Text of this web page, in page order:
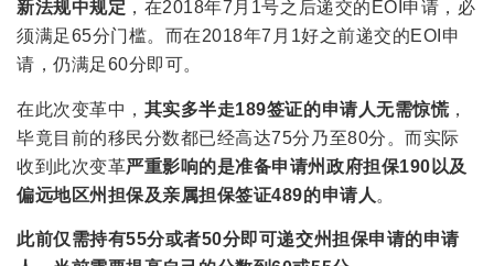
新法规中规定 ，在2018年7月1号之后递交的EOI申请，必
须满足65分门槛。而在2018年7月1好之前递交的EOI申
请，仍满足60分即可。
在此次变革中， 其实多半走189签证的申请人无需惊慌 ，
毕竟目前的移民分数都已经高达75分乃至80分。而实际
收到此次变革严重影响的是准备申请州政府担保190以及
偏远地区州担保及亲属担保签证489的申请人 。
此前仅需持有55分或者50分即可递交州担保申请的申请